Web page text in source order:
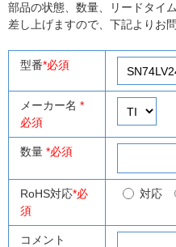
部品の状態、数量、リードタイ
差し上げますので、下記よりお
型番*必須
メーカー名 *
必須
数量 *必須
RoHS対応*必
須
対応
コメント